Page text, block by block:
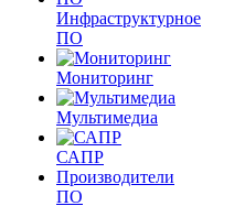
Инфраструктурное
ПО
Мониторинг
Мультимедиа
САПР
Производители
ПО